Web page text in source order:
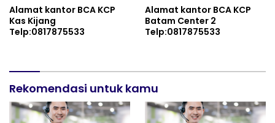
Alamat kantor BCA KCP
Kas Kijang
Telp:0817875533
Alamat kantor BCA KCP
Batam Center 2
Telp:0817875533
Rekomendasi untuk kamu